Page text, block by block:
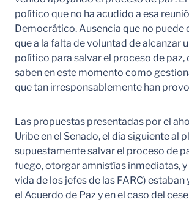
político que no ha acudido a esa
Democrático. Ausencia que no puede
que a la falta de voluntad de alcanzar
político para salvar el proceso de paz,
saben en este momento como
que tan irresponsablemente han
Las propuestas presentadas por el
Uribe en el Senado, el día siguiente al
supuestamente salvar el proceso de
fuego, otorgar amnistías inmediatas,
vida de los jefes de las FARC) estaban
el Acuerdo de Paz y en el caso del